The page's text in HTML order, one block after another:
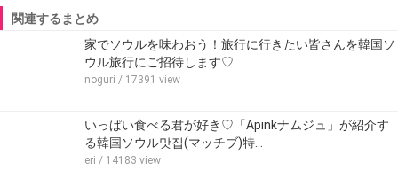
関連するまとめ
家でソウルを味わおう！旅行に行きたい皆さんを韓国ソ
ウル旅行にご招待します♡
noguri / 17391 view
いっぱい食べる君が好き♡「Apinkナムジュ」が紹介す
る韓国ソウル맛집(マッチブ)特…
eri / 14183 view